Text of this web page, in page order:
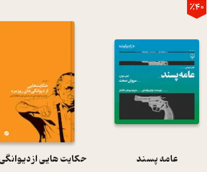
٪40
عامه پسند